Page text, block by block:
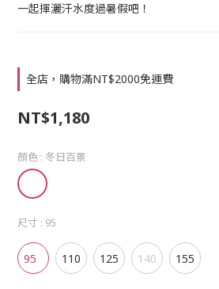
一起揮灑汗水度過暑假吧！
全店，購物滿NT$2000免運費
NT$1,180
顏色 : 冬日百景
尺寸 : 95
95 110 125 140 155